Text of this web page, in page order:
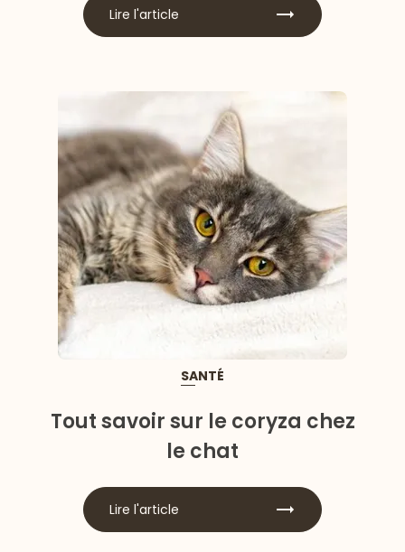
Lire l'article
SANTÉ
Tout savoir sur le coryza chez
le chat
Lire l'article